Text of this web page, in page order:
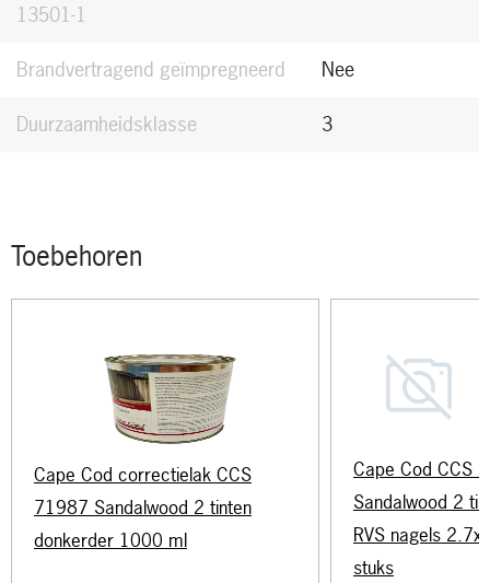
13501-1
Brandvertragend geïmpregneerd
Nee
Duurzaamheidsklasse
3
Toebehoren
Cape Cod correctielak CCS
71987 Sandalwood 2 tinten
donkerder 1000 ml
Cape Cod CCS
Sandalwood 2
RVS nagels
stuks